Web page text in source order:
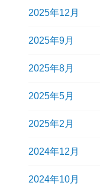
2025年12月
2025年9月
2025年8月
2025年5月
2025年2月
2024年12月
2024年10月